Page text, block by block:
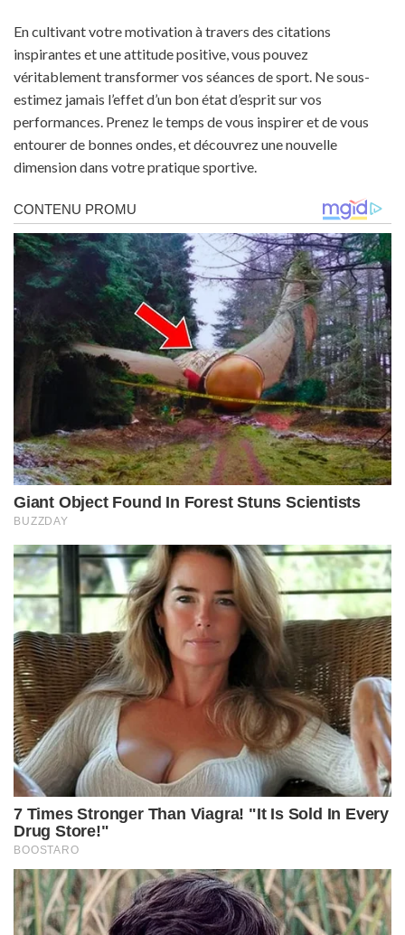
En cultivant votre motivation à travers des citations
inspirantes et une attitude positive, vous pouvez
véritablement transformer vos séances de sport. Ne sous-
estimez jamais l’effet d’un bon état d’esprit sur vos
performances. Prenez le temps de vous inspirer et de vous
entourer de bonnes ondes, et découvrez une nouvelle
dimension dans votre pratique sportive.